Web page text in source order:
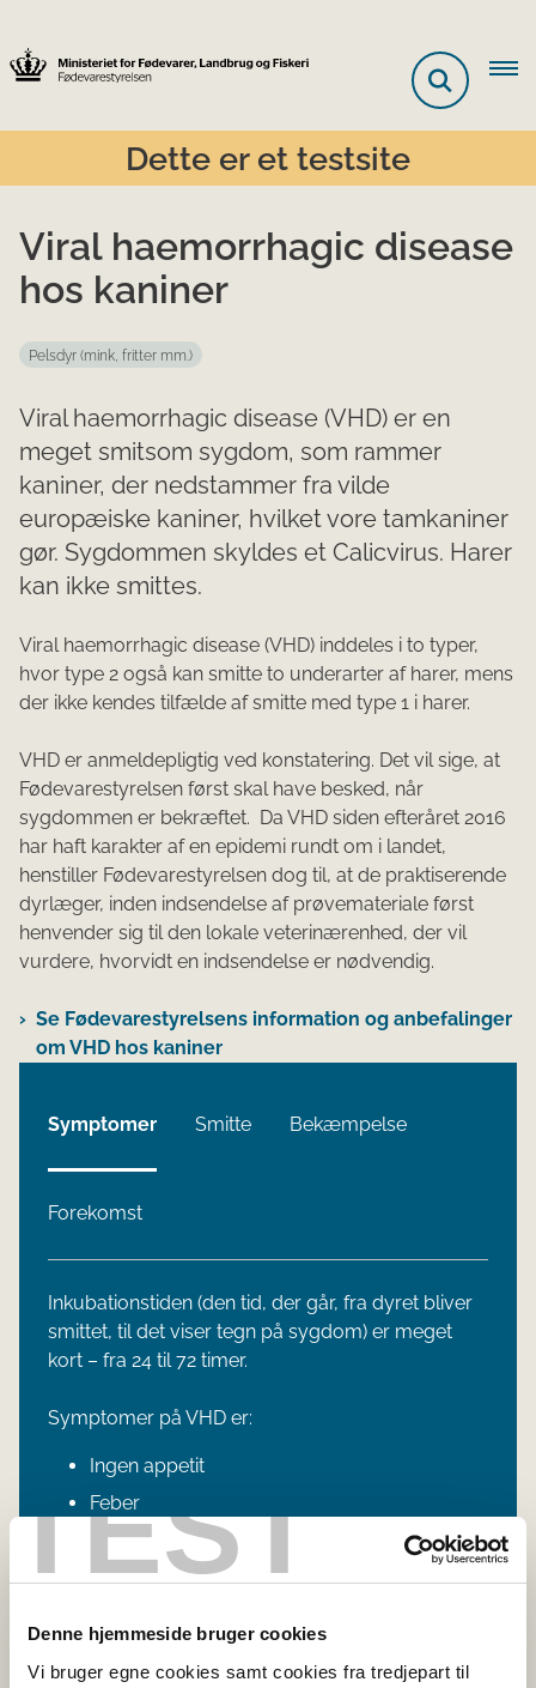
TEST
Denne hjemmeside bruger cookies
Vi bruger egne cookies samt cookies fra tredjepart til
Dette er et testsite
Viral haemorrhagic disease
hos kaniner
Pelsdyr (mink, fritter mm.)
Viral haemorrhagic disease (VHD) er en
meget smitsom sygdom, som rammer
kaniner, der nedstammer fra vilde
europæiske kaniner, hvilket vore tamkaniner
gør. Sygdommen skyldes et Calicvirus. Harer
kan ikke smittes.
Viral haemorrhagic disease (VHD) inddeles i to typer,
hvor type 2 også kan smitte to underarter af harer, mens
der ikke kendes tilfælde af smitte med type 1 i harer.
VHD er anmeldepligtig ved konstatering. Det vil sige, at
Fødevarestyrelsen først skal have besked, når
sygdommen er bekræftet. Da VHD siden efteråret 2016
har haft karakter af en epidemi rundt om i landet,
henstiller Fødevarestyrelsen dog til, at de praktiserende
dyrlæger, inden indsendelse af prøvemateriale først
henvender sig til den lokale veterinærenhed, der vil
vurdere, hvorvidt en indsendelse er nødvendig.
Se Fødevarestyrelsens information og anbefalinger
om VHD hos kaniner
Symptomer Smitte Bekæmpelse
Forekomst
Inkubationstiden (den tid, der går, fra dyret bliver
smittet, til det viser tegn på sygdom) er meget
kort – fra 24 til 72 timer.
Symptomer på VHD er:
Ingen appetit
Feber
Hurtig vejrtrækning
Blødninger fra næse, endetarm og andre
Død inden for 48 timer. Dødeligheden vil ligge
på 80-90 pct.